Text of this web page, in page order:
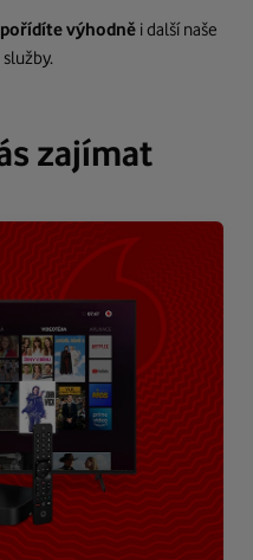
pořídíte výhodně i další naše
služby.
zajímat